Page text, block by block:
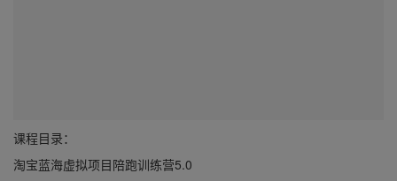
课程目录：
淘宝蓝海虚拟项目陪跑训练营5.0